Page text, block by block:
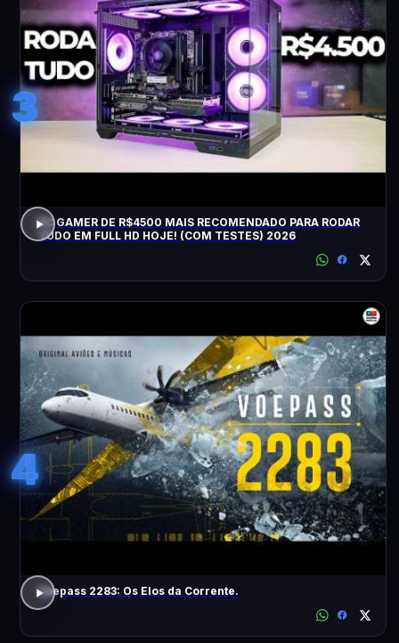
3
PC GAMER DE R$4500 MAIS RECOMENDADO PARA RODAR
TUDO EM FULL HD HOJE! (COM TESTES) 2026
4
Voepass 2283: Os Elos da Corrente.